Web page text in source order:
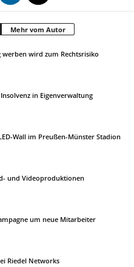
Mehr vom Autor
werben wird zum Rechtsrisiko
in Eigenverwaltung
Wall im Preußen-Münster Stadion
und Videoproduktionen
um neue Mitarbeiter
Riedel Networks